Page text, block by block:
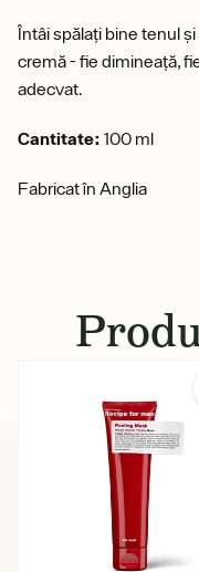
Întâi spălați bine tenul
cremă - fie dimineață,
adecvat.
Cantitate: 100 ml
Fabricat în Anglia